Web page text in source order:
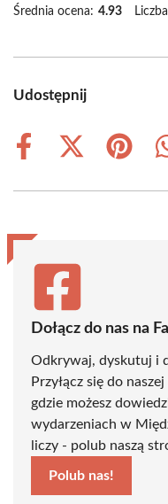
Średnia ocena: 4.93
Udostępnij
Share
Share
(Twitter)
Share
Dołącz do nas na
Odkrywaj, dyskutuj i
Przyłącz się do
gdzie możesz
wydarzeniach w
liczy - polub naszą
Polub nas!